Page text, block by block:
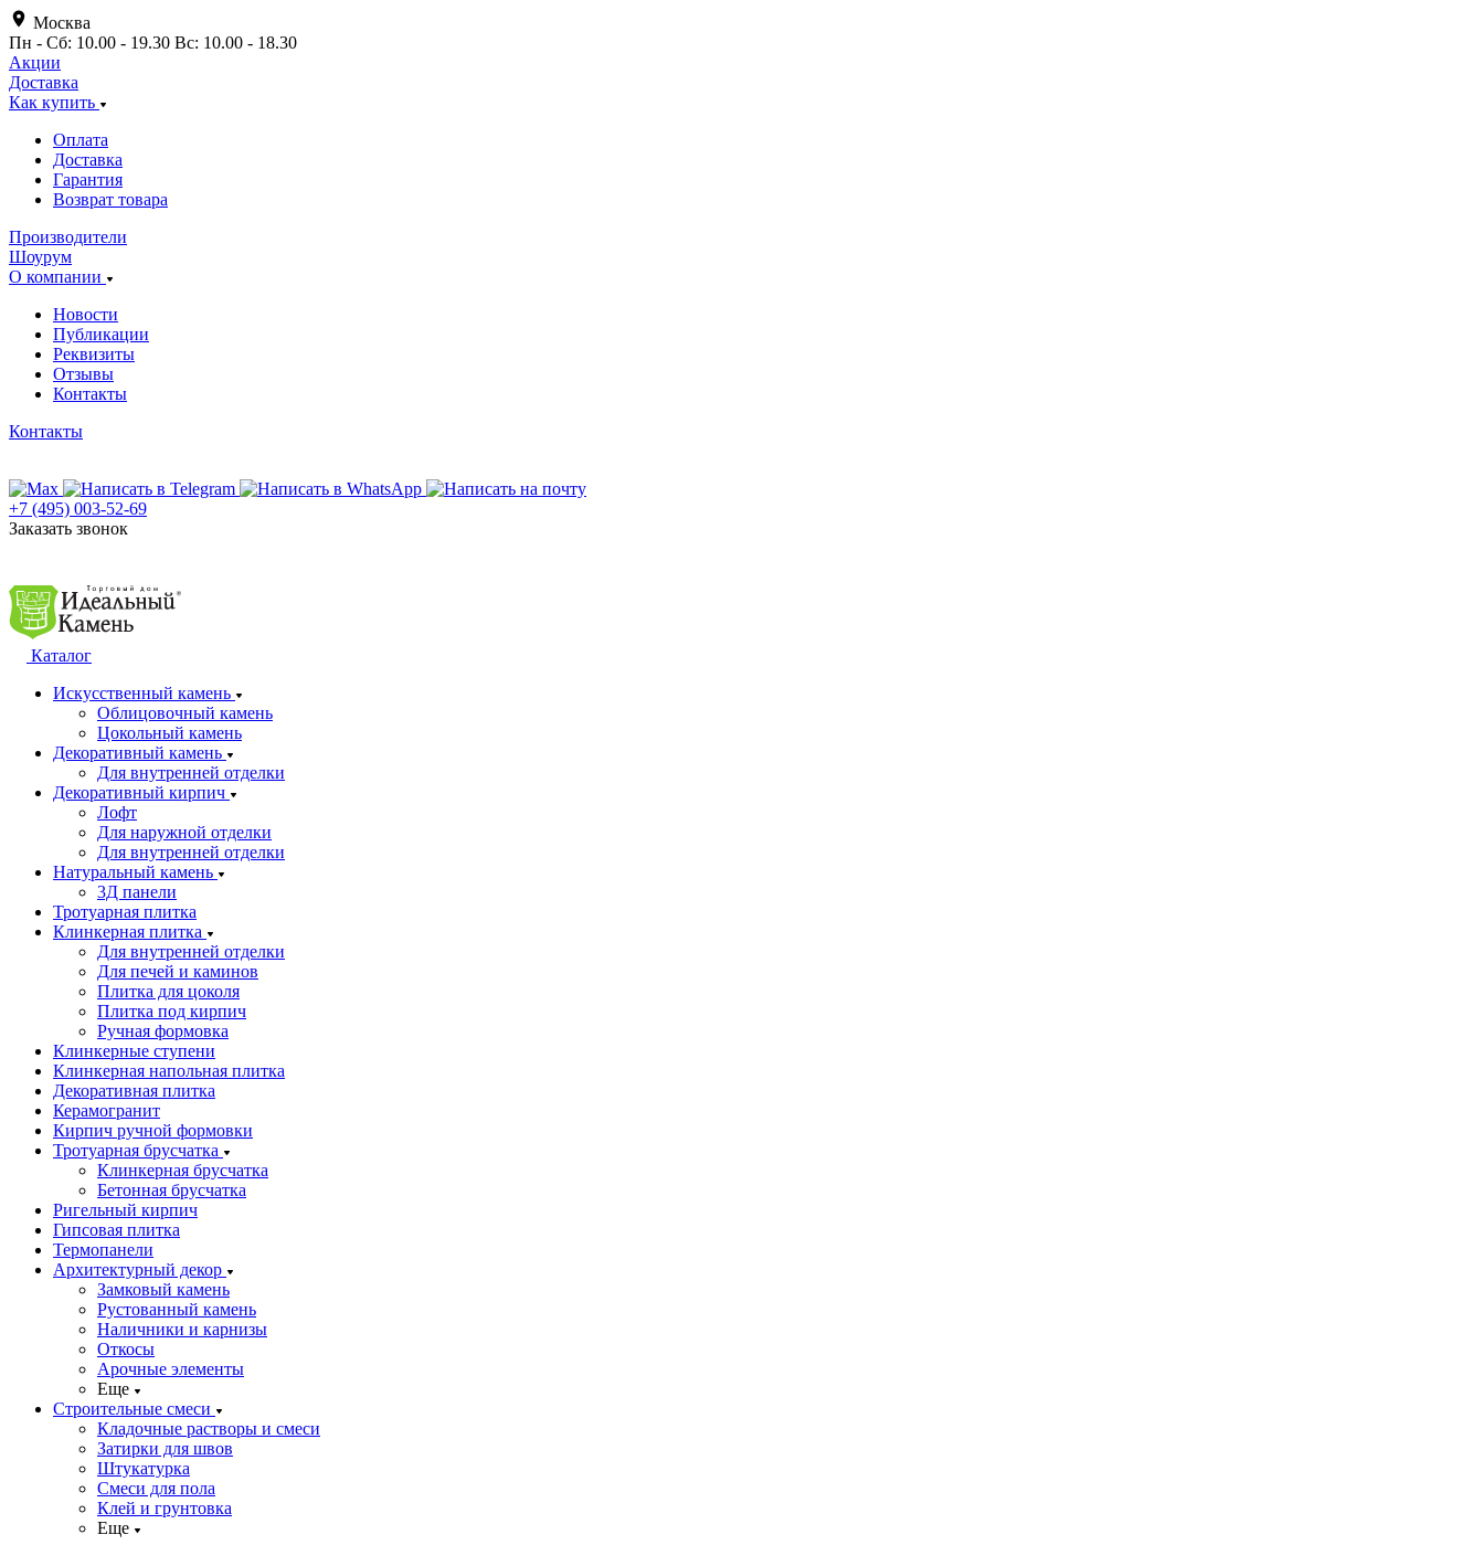
Москва
Пн - Сб: 10.00 - 19.30 Вс: 10.00 - 18.30
Акции
Доставка
Как купить
Оплата
Доставка
Гарантия
Возврат товара
Производители
Шоурум
О компании
Новости
Публикации
Реквизиты
Отзывы
Контакты
Контакты
+7 (495) 003-52-69
Заказать звонок
Каталог
Искусственный камень
Облицовочный камень
Цокольный камень
Декоративный камень
Для внутренней отделки
Декоративный кирпич
Лофт
Для наружной отделки
Для внутренней отделки
Натуральный камень
3Д панели
Тротуарная плитка
Клинкерная плитка
Для внутренней отделки
Для печей и каминов
Плитка для цоколя
Плитка под кирпич
Ручная формовка
Клинкерные ступени
Клинкерная напольная плитка
Декоративная плитка
Керамогранит
Кирпич ручной формовки
Тротуарная брусчатка
Клинкерная брусчатка
Бетонная брусчатка
Ригельный кирпич
Гипсовая плитка
Термопанели
Архитектурный декор
Замковый камень
Рустованный камень
Наличники и карнизы
Откосы
Арочные элементы
Еще
Строительные смеси
Кладочные растворы и смеси
Затирки для швов
Штукатурка
Смеси для пола
Клей и грунтовка
Еще